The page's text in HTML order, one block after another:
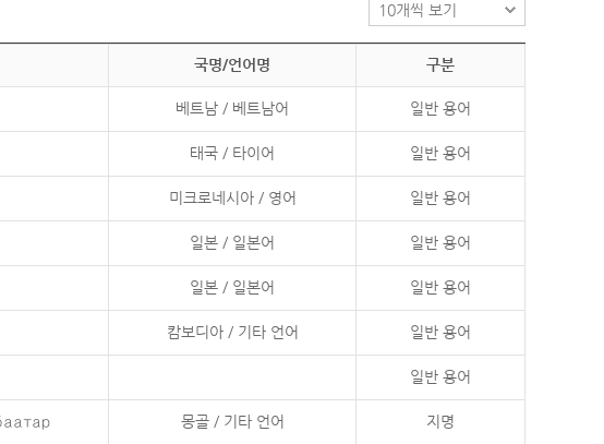
국명/언어명 구분
베트남 / 베트남어 일반 용어
태국 / 타이어 일반 용어
미크로네시아 / 영어 일반 용어
일본 / 일본어 일반 용어
일본 / 일본어 일반 용어
캄보디아 / 기타 언어 일반 용어
일반 용어
몽골 / 기타 언어 지명